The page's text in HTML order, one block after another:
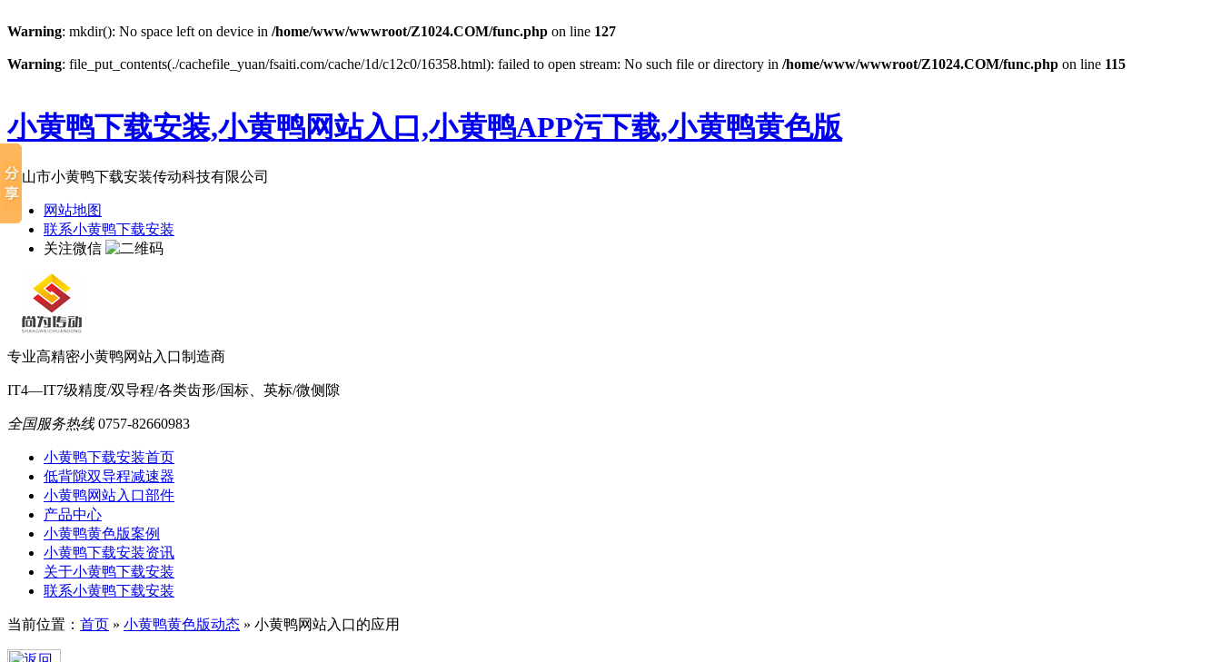
Warning: mkdir(): No space left on device in /home/www/wwwroot/Z1024.COM/func.php on line 127
Warning: file_put_contents(./cachefile_yuan/fsaiti.com/cache/1d/c12c0/16358.html): failed to open stream: No such file or directory in /home/www/wwwroot/Z1024.COM/func.php on line 115
小黄鸭下载安装,小黄鸭网站入口,小黄鸭APP污下载,小黄鸭黄色版
佛山市小黄鸭下载安装传动科技有限公司
网站地图
联系小黄鸭下载安装
关注微信
专业高精密小黄鸭网站入口制造商
IT4—IT7级精度/双导程/各类齿形/国标、英标/微侧隙
全国服务热线 0757-82660983
小黄鸭下载安装首页
低背隙双导程减速器
小黄鸭网站入口部件
产品中心
小黄鸭黄色版案例
小黄鸭下载安装资讯
关于小黄鸭下载安装
联系小黄鸭下载安装
当前位置： 首页 » 小黄鸭黄色版动态 » 小黄鸭网站入口的应用